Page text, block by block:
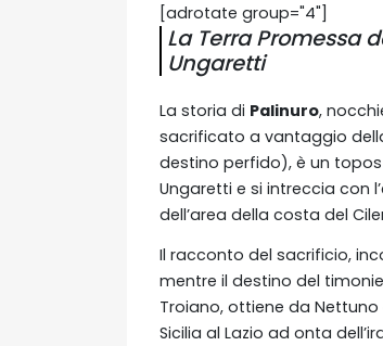
[adrotate group="4"]
La Terra Promessa
Ungaretti
La storia di Palinuro,
sacrificato a vantaggio
destino perfido), è un
Ungaretti e si intreccia con
dell’area della costa del
Il racconto del sacrificio,
mentre il destino del
Troiano, ottiene da
Sicilia al Lazio ad onta